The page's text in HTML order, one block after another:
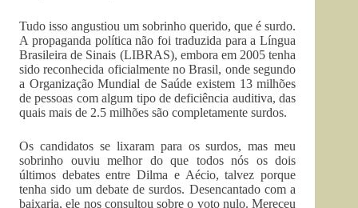
Tudo isso angustiou um sobrinho querido, que é surdo.
A propaganda política não foi traduzida para a Língua
Brasileira de Sinais (LIBRAS), embora em 2005 tenha
sido reconhecida oficialmente no Brasil, onde segundo
a Organização Mundial de Saúde existem 13 milhões
de pessoas com algum tipo de deficiência auditiva, das
quais mais de 2.5 milhões são completamente surdos.
Os candidatos se lixaram para os surdos, mas meu
sobrinho ouviu melhor do que todos nós os dois
últimos debates entre Dilma e Aécio, talvez porque
tenha sido um debate de surdos. Desencantado com a
baixaria, ele nos consultou sobre o voto nulo. Mereceu